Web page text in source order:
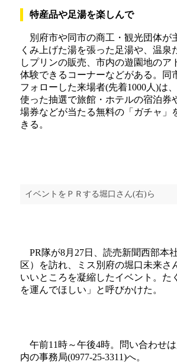
特産品や足湯を楽しんで
別府市や同市の商工・観光団体が
くみ上げた湯を張った足湯や、温泉
しプリンの販売、市内の遊園地のア
体験できるコーナーなどがある。同
フォローした来場者(先着1000人)は
使った抽選で旅館・ホテルの宿泊券
場券などが当たる無料の「ガチャ」
きる。
イベントをＰＲする堀口さん(右)ら
PR隊が8月27日、読売新聞西部本
区）を訪れ、ミス別府の堀口未来さ
いいところを凝縮したイベント。た
を運んでほしい」と呼びかけた。
午前11時～午後4時。問い合わせ
内の事務局(0977-25-3311)へ。